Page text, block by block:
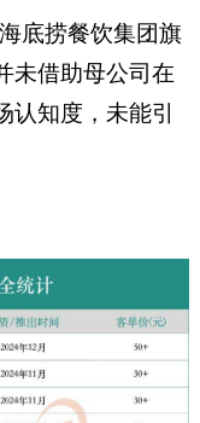
底捞餐饮集团旗
未借助母公司在
认知度，未能引